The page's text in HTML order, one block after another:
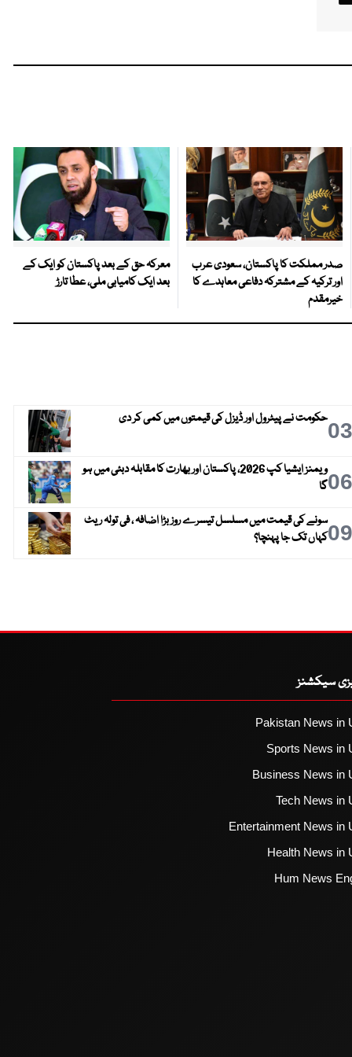
صدر مملکت کا پاکستان، سعودی عرب
اور ترکیہ کے مشترکہ دفاعی معاہدے کا
خیرمقدم
معرکہ حق کے بعد پاکستان کو ایک کے
بعد ایک کامیابی ملی، عطا تارڑ
03حکومت نے پیٹرول اور ڈیزل کی قیمتوں میں کمی کر دی
06
ویمنز ایشیا کپ 2026، پاکستان اور بھارت کا مقابلہ دبئی میں ہو
گا
09سونے کی قیمت میں مسلسل تیسرے روز بڑا اضافہ ، فی تولہ ریٹ
کہاں تک جا پہنچا؟
سیکشنز
Pakistan News in
Sports News in
Business News in
Tech News in
Entertainment News in
Health News in
Hum News